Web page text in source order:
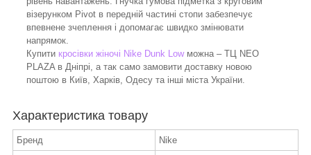
візерунком Pivot в передній частині стопи забезпечує
впевнене зчеплення і допомагає швидко змінювати
напрямок.
Купити кросівки жіночі Nike Dunk Lowможна – ТЦ NEO
PLAZA в Дніпрі, а так само замовити доставку новою
поштою в Київ, Харків, Одесу та інші міста України.
Характеристика товару
Бренд
Nike